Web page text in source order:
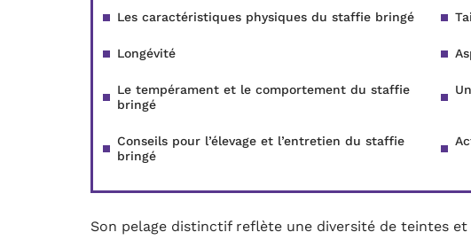
Les caractéristiques physiques du staffie bringé
Longévité
Le tempérament et le comportement du staffie
bringé
Conseils pour l’élevage et l’entretien du staffie
bringé
Son pelage distinctif reflète une diversité de teintes